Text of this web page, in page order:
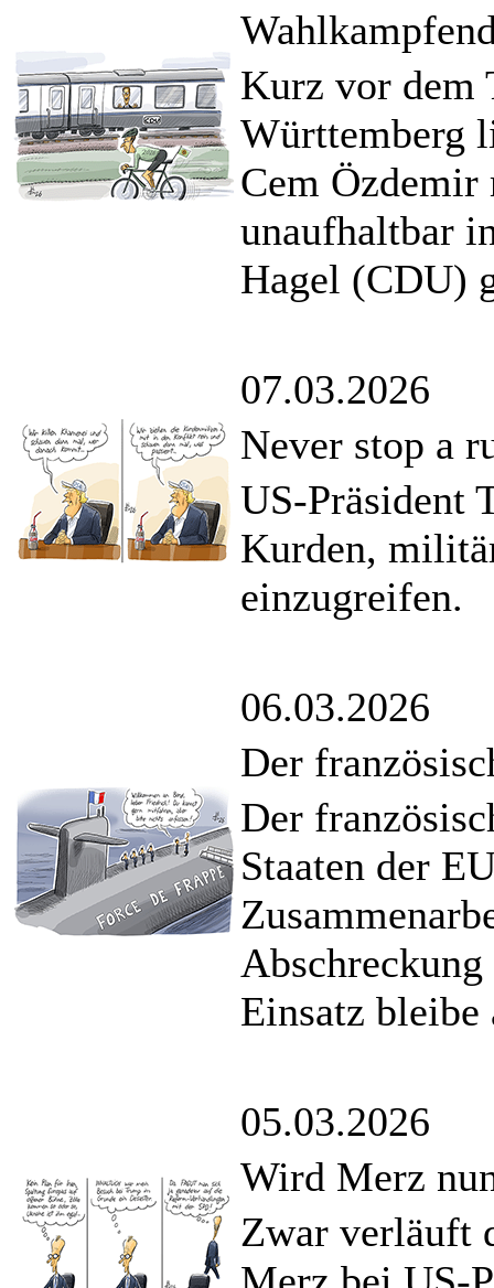
Kurz vor dem
Württemberg
Cem Özdemir
unaufhaltbar
Hagel (CDU)
07.03.2026
Never stop a
US-Präsident
Kurden,
einzugreifen.
06.03.2026
Der
Der
Staaten der
Einsatz
05.03.2026
Wird Merz
Zwar verläuft